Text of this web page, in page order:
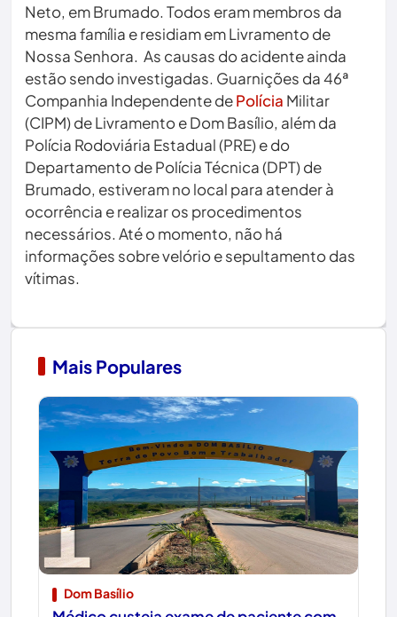
Neto, em Brumado. Todos eram membros da
mesma família e residiam em Livramento de
Nossa Senhora. As causas do acidente ainda
estão sendo investigadas. Guarnições da 46ª
Companhia Independente dePolícia Militar
(CIPM) de Livramento e Dom Basílio, além da
Polícia Rodoviária Estadual (PRE) e do
Departamento de Polícia Técnica (DPT) de
Brumado, estiveram no local para atender à
ocorrência e realizar os procedimentos
necessários. Até o momento, não há
informações sobre velório e sepultamento das
vítimas.
Mais Populares
1
Dom Basílio